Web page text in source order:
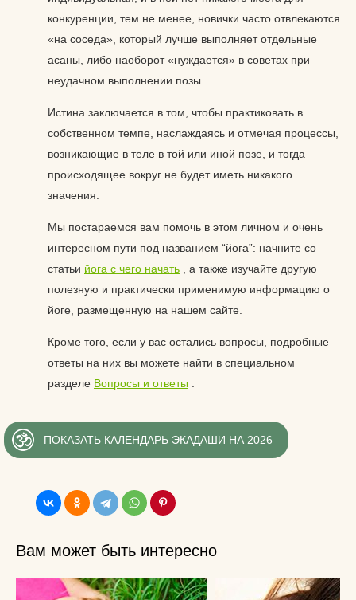
конкуренции, тем не менее, новички часто отвлекаются
«на соседа», который лучше выполняет отдельные
асаны, либо наоборот «нуждается» в советах при
неудачном выполнении позы.
Истина заключается в том, чтобы практиковать в
собственном темпе, наслаждаясь и отмечая процессы,
возникающие в теле в той или иной позе, и тогда
происходящее вокруг не будет иметь никакого
значения.
Мы постараемся вам помочь в этом личном и очень
интересном пути под названием “йога”: начните со
статьи йога с чего начать , а также изучайте другую
полезную и практически применимую информацию о
йоге, размещенную на нашем сайте.
Кроме того, если у вас остались вопросы, подробные
ответы на них вы можете найти в специальном
разделе Вопросы и ответы
ПОКАЗАТЬ КАЛЕНДАРЬ ЭКАДАШИ НА 2026
Вам может быть интересно